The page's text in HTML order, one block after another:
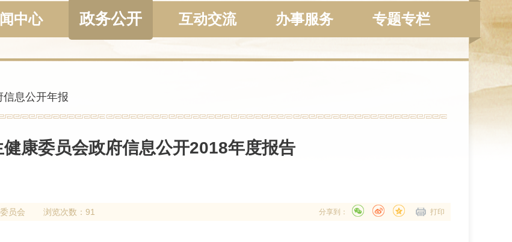
中心 政务公开 互动交流 办事服务 专题专栏
信息公开年报
康委员会政府信息公开2018年度报告
员会 浏览次数：91 打印
分享到：